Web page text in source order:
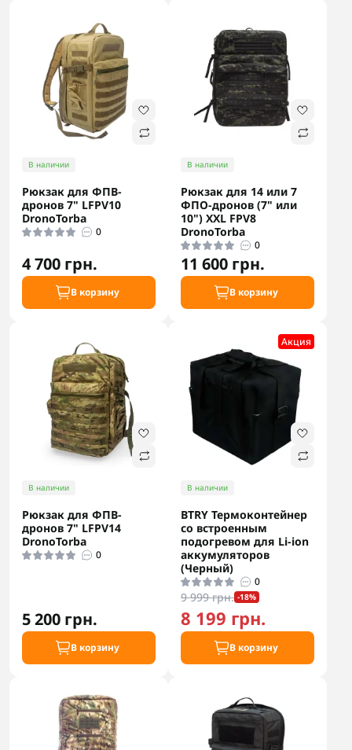
В наличии
Рюкзак для ФПВ-
дронов 7" LFPV10
DronoTorba
0
4 700 грн.
В корзину
В наличии
Рюкзак для 14 или 7
ФПО-дронов (7" или
10") XXL FPV8
DronoTorba
0
11 600 грн.
В корзину
В наличии
Рюкзак для ФПВ-
дронов 7" LFPV14
DronoTorba
0
5 200 грн.
В корзину
Акция
В наличии
BTRY Термоконтейнер
со встроенным
подогревом для Li-ion
аккумуляторов
(Черный)
0
9 999 грн. -18%
8 199 грн.
В корзину